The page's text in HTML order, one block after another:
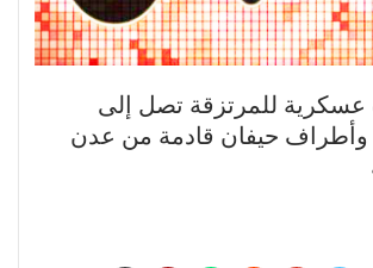
عسكرية للمرتزقة تصل إلى
وأطراف حيفان قادمة من عدن